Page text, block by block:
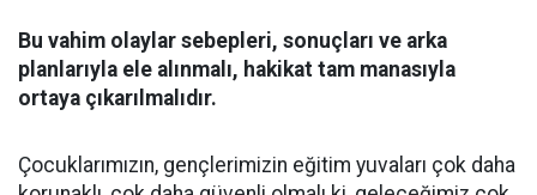
Bu vahim olaylar sebepleri, sonuçları ve arka
planlarıyla ele alınmalı, hakikat tam manasıyla
ortaya çıkarılmalıdır.
Çocuklarımızın, gençlerimizin eğitim yuvaları çok daha